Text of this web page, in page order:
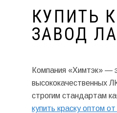
КУПИТЬ
ЗАВОД
Компания «Химтэк» —
высококачественных
строгим стандартам
купить краску оптом